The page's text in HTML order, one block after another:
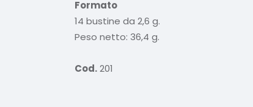
Formato
14 bustine da 2,6 g.
Peso netto: 36,4 g.
Cod.201